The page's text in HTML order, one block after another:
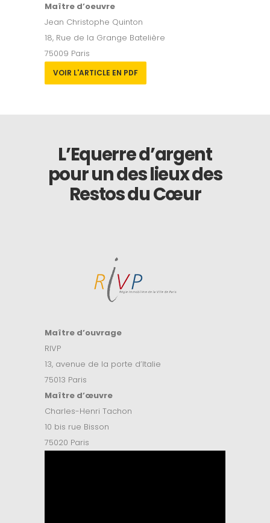
Maître d’oeuvre
Jean Christophe Quinton
18, Rue de la Grange Batelière
75009 Paris
VOIR L'ARTICLE EN PDF
L’Equerre d’argent
pour un des lieux des
Restos du Cœur
Maître d’ouvrage
RIVP
13, avenue de la porte d’Italie
75013 Paris
Maître d’œuvre
Charles-Henri Tachon
10 bis rue Bisson
75020 Paris